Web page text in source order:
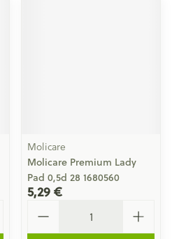
Molicare
Molicare Premium Lady
Pad 0,5d 28 1680560
5,29 €